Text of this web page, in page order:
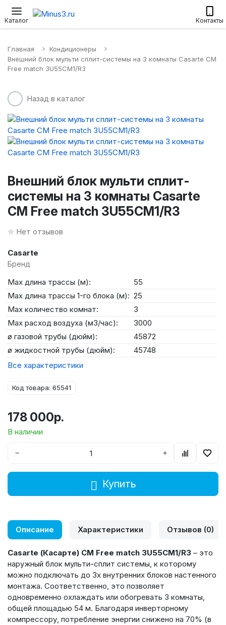
Каталог Контакты
Настенные сплит-системы
Главная
Кондиционеры
Внешний блок мульти сплит-системы на 3 комнаты Casarte CM
Free match 3U55CM1/R3
Назад в каталог
Внешний блок мульти сплит-
системы на 3 комнаты Casarte
CM Free match 3U55CM1/R3
Нет отзывов
Casarte
Бренд
Max длина трассы (м):
55
Max длина трассы 1-го блока (м): 25
Max количество комнат:
3
Max расход воздуха (м3/час):
3000
ø газовой трубы (дюйм):
45872
ø жидкостной трубы (дюйм):
45748
Все характеристики
Код товара: 65541
178 000р.
В наличии
− +
Купить
Описание Характеристики Отзывов (0)
Casarte (Касарте) CM Free match 3U55CM1/R3 – это
наружный блок мульти-сплит системы, к которому
можно подключать до 3х внутренних блоков настенного
монтажа. Соответственно, это позволяет
одновременно охлаждать или обогревать 3 комнаты,
общей площадью 54 м. Благодаря инверторному
компрессору, потребление энергии снижено на 70% (в